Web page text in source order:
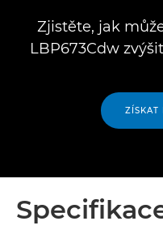
Zjistěte, jak
LBP673Cdw
ZÍSKAT